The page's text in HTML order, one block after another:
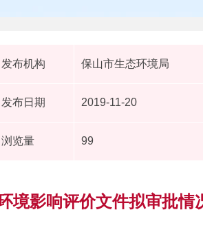
发布机构 保山市生态环境局
发布日期 2019-11-20
浏览量 99
境影响评价文件拟审批情